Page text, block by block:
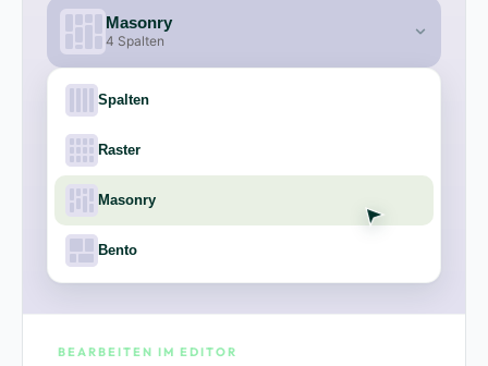
Masonry
4 Spalten
Spalten
Raster
Masonry
Bento
BEARBEITEN IM EDITOR